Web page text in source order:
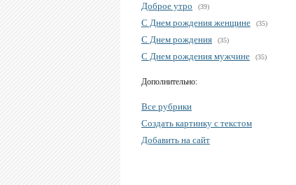
Доброе утро (39)
С Днем рождения женщине (35)
С Днем рождения (35)
С Днем рождения мужчине (35)
Дополнительно:
Все рубрики
Создать картинку с текстом
Добавить на сайт